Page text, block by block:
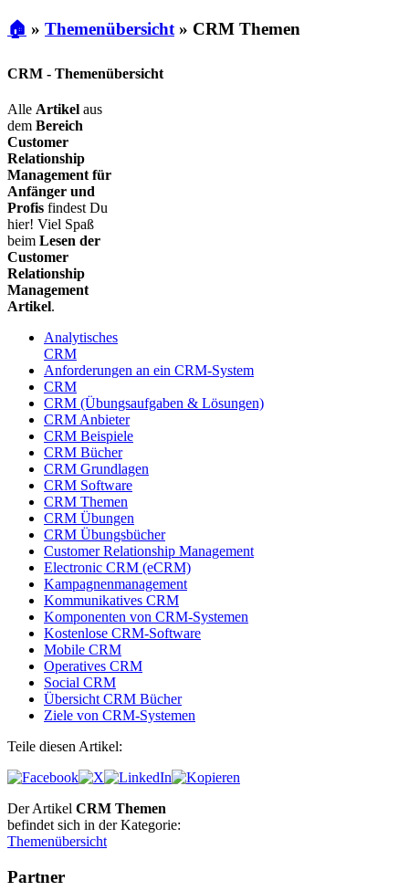
🏠 » Themenübersicht» CRM Themen
CRM - Themenübersicht
Alle Artikel aus
dem Bereich
Customer
Relationship
Management für
Anfänger und
Profis findest Du
hier! Viel Spaß
beim Lesen der
Customer
Relationship
Management
Artikel.
Analytisches
CRM
Anforderungen an ein CRM-System
CRM
CRM (Übungsaufgaben & Lösungen)
CRM Anbieter
CRM Beispiele
CRM Bücher
CRM Grundlagen
CRM Software
CRM Themen
CRM Übungen
CRM Übungsbücher
Customer Relationship Management
Electronic CRM (eCRM)
Kampagnenmanagement
Kommunikatives CRM
Komponenten von CRM-Systemen
Kostenlose CRM-Software
Mobile CRM
Operatives CRM
Social CRM
Übersicht CRM Bücher
Ziele von CRM-Systemen
Teile diesen Artikel:
Der Artikel CRM Themen
befindet sich in der Kategorie:
Themenübersicht
Partner